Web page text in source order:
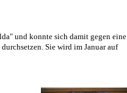
und konnte sich damit gegen eine
Sie wird im Januar auf